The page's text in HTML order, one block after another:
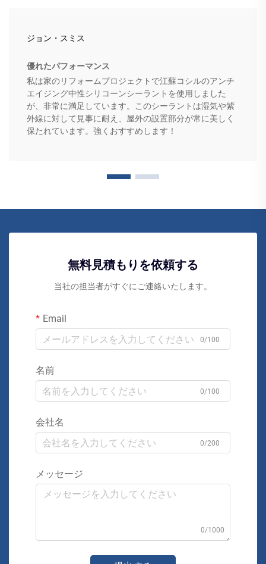
ジョン・スミス
優れたパフォーマンス
私は家のリフォームプロジェクトで江蘇コシルのアンチ
エイジング中性シリコーンシーラントを使用しました
が、非常に満足しています。このシーラントは湿気や紫
外線に対して見事に耐え、屋外の設置部分が常に美しく
保たれています。強くおすすめします！
無料見積もりを依頼する
当社の担当者がすぐにご連絡いたします。
Email
0/100
名前
0/100
会社名
0/200
メッセージ
0/1000